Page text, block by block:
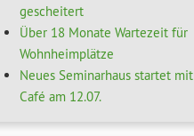
gescheitert
Über 18 Monate Wartezeit für
Wohnheimplätze
Neues Seminarhaus startet mit
Café am 12.07.